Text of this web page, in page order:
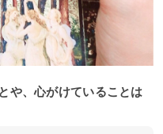
や、心がけていることは